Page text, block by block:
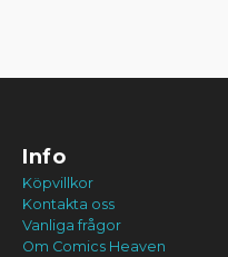
Info
Köpvillkor
Kontakta oss
Vanliga frågor
Om Comics Heaven